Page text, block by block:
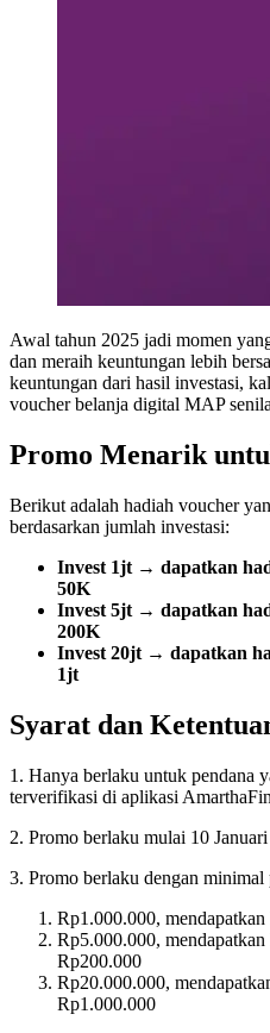
Awal tahun 2025 jadi momen
dan meraih keuntungan lebih
keuntungan dari hasil investasi,
voucher belanja digital MAP
Promo Menarik
Berikut adalah hadiah voucher
berdasarkan jumlah investasi:
Invest 1jt → dapatkan
50K
Invest 5jt → dapatkan
200K
Invest 20jt → dapatkan
1jt
Syarat dan
1. Hanya berlaku untuk pendana
terverifikasi di aplikasi
2. Promo berlaku mulai 10
3. Promo berlaku dengan minimal
Rp1.000.000,
Rp5.000.000,
Rp200.000
Rp20.000.000,
Rp1.000.000